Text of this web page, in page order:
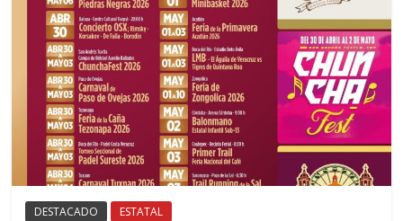
DESTACADO ESTATAL